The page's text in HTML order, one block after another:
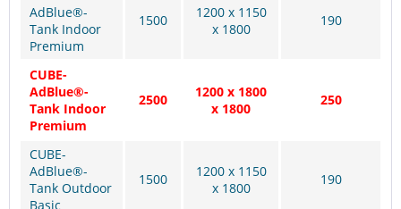
AdBlue®-
Tank Indoor
Premium
1500
1200 x 1150
x 1800
190
CUBE-
AdBlue®-
Tank Indoor
Premium
2500
1200 x 1800
x 1800
250
CUBE-
AdBlue®-
Tank Outdoor
Basic
1500
1200 x 1150
x 1800
190